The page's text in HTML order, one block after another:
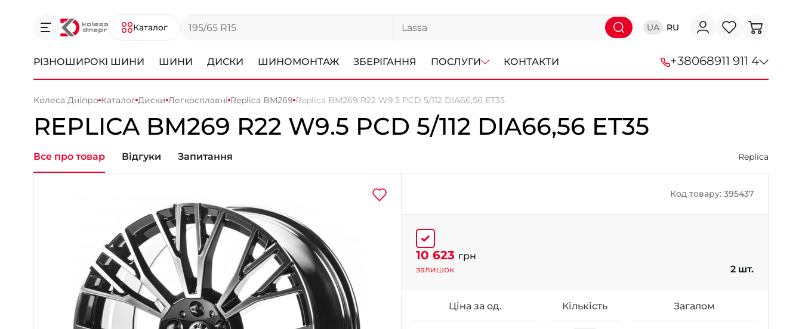
Каталог UA RU
РІЗНОШИРОКІ ШИНИ ШИНИ ДИСКИ ШИНОМОНТАЖ ЗБЕРІГАННЯ ПОСЛУГИ КОНТАКТИ +38068911 911 4
+38 (095) 276-44-44
- Донецьке шосе
Колеса Дніпро Каталог Диски Легкосплавні Replica BM269 Replica BM269 R22 W9.5 PCD 5/112 DIA66,56 ET35
REPLICA BM269 R22 W9.5 PCD 5/112 DIA66,56 ET35
Replica
Все про товар Відгуки Запитання
Код товару: 395437
10 623 грн
залишок 2 шт.
Ціна за од. Кількість Загалом